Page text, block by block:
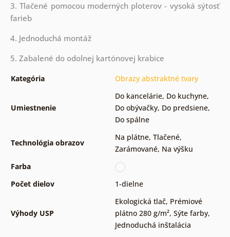
3. Tlačené pomocou moderných ploterov - vysoká sýtosť
farieb
4. Jednoduchá montáž
5. Zabalené do odolnej kartónovej krabice
Kategória Obrazy abstraktné tvary
Umiestnenie
Do kancelárie, Do kuchyne,
Do obývačky, Do predsiene,
Do spálne
Technológia obrazov
Na plátne, Tlačené,
Zarámované, Na výšku
Farba
Počet dielov
1-dielne
Výhody USP
Ekologická tlač, Prémiové
plátno 280 g/m², Sýte farby,
Jednoduchá inštalácia